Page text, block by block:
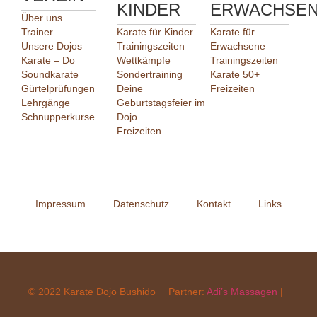
Über uns
Trainer
Unsere Dojos
Karate – Do
Soundkarate
Gürtelprüfungen
Lehrgänge
Schnupperkurse
KINDER
Karate für Kinder
Trainingszeiten
Wettkämpfe
Sondertraining
Deine
Geburtstagsfeier im
Dojo
Freizeiten
Karate für
Erwachsene
Trainingszeiten
Karate 50+
Freizeiten
Impressum Datenschutz Kontakt Links
© 2022 Karate Dojo Bushido Partner: Adi’s Massagen |